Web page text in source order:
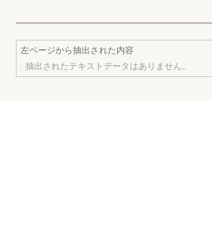
左ページから抽出された内容
抽出されたテキストデータはありません。